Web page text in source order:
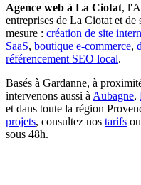
Agence web à La Ciotat,
entreprises de La Ciotat et de
mesure : création de site
SaaS, boutique e-commerce,
référencement SEO local.
Basés à Gardanne, à
intervenons aussi à Aubagne,
et dans toute la région
projets, consultez nos tarifs ou
sous 48h.